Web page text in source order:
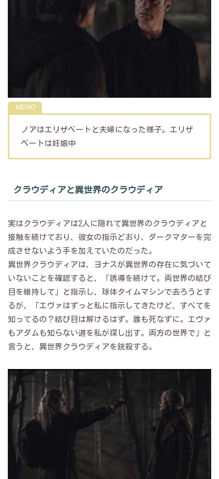
ノアはエリザベートと夫婦になった様子。エリザ
ベートは妊娠中
クラウディアと異世界のクラウディア
実はクラウディアは2人に隠れて異世界のクラウディアと
接触を続けており、彼女の指示どおり、ダークマターを完
成させないよう手を加えていたのだった。
異世界クラウディアは、ヨナスが異世界の存在に気づいて
いないことを確認すると、「誘導を続けて。両世界の結び
目を維持して」と指示し、球体タイムマシンで去ろうとす
るが、「エヴァはずっと私に指示してきたけど、すべてを
知ってるの？結び目は解けるはず。誰も死なずに。エヴァ
もアダムも知らない道を私が探し出す。両方の世界で」と
言うと、異世界クラウディアを銃殺する。